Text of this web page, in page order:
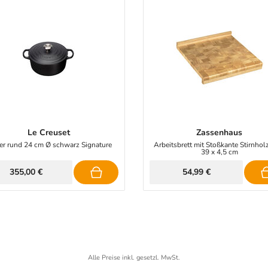
Le Creuset
rund 24 cm Ø schwarz Signature
355,00 €
Zassenhaus
Arbeitsbrett mit Stoßkante
39 x 4,5 cm
54,99 €
Alle Preise inkl. gesetzl. MwSt.